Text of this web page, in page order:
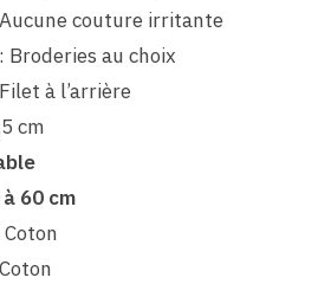
couture irritante
Broderies au choix
à l’arrière
cm
60 cm